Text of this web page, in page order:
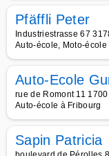
Pfäffli Peter
Industriestrasse 67
Auto-école, Moto-école
Auto-Ecole
rue de Romont 11
Auto-école à Fribourg
Sapin Patricia